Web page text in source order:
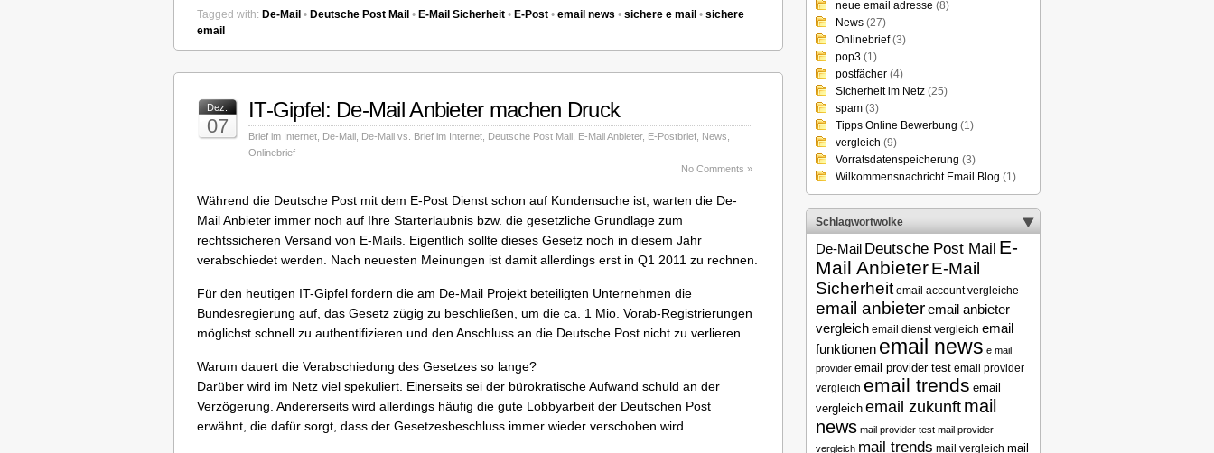
Tagged with: De-Mail • Deutsche Post Mail • E-Mail Sicherheit • E-Post • email news • sichere e mail • sichere
email
Dez.
07
IT-Gipfel: De-Mail Anbieter machen Druck
Brief im Internet De-Mail De-Mail vs. Brief im Internet Deutsche Post Mail E-Mail Anbieter, E-Postbrief News
Onlinebrief
No Comments »
Während die Deutsche Post mit dem E-Post Dienst schon auf Kundensuche ist, warten die De-
Mail Anbieter immer noch auf Ihre Starterlaubnis bzw. die gesetzliche Grundlage zum
rechtssicheren Versand von E-Mails. Eigentlich sollte dieses Gesetz noch in diesem Jahr
verabschiedet werden. Nach neuesten Meinungen ist damit allerdings erst in Q1 2011 zu rechnen.
Für den heutigen IT-Gipfel fordern die am De-Mail Projekt beteiligten Unternehmen die
Bundesregierung auf, das Gesetz zügig zu beschließen, um die ca. 1 Mio. Vorab-Registrierungen
möglichst schnell zu authentifizieren und den Anschluss an die Deutsche Post nicht zu verlieren.
Warum dauert die Verabschiedung des Gesetzes so lange?
Darüber wird im Netz viel spekuliert. Einerseits sei der bürokratische Aufwand schuld an der
Verzögerung. Andererseits wird allerdings häufig die gute Lobbyarbeit der Deutschen Post
erwähnt, die dafür sorgt, dass der Gesetzesbeschluss immer wieder verschoben wird.
neue email adresse (8)
News (27)
Onlinebrief(3)
pop3 (1)
postfächer (4)
Sicherheit im Netz (25)
spam (3)
Tipps Online Bewerbung (1)
vergleich (9)
Vorratsdatenspeicherung (3)
Wilkommensnachricht Email Blog (1)
Schlagwortwolke
De-Mail Deutsche Post Mail E-
Mail AnbieterE-Mail
Sicherheit email account vergleiche
email anbieteremail anbieter
vergleich email dienst vergleich email
funktionen email news e mail
provider email provider test email provider
vergleich email trends email
vergleich email zukunft mail
news mail provider test mail provider
vergleich mail trends mail vergleich mail